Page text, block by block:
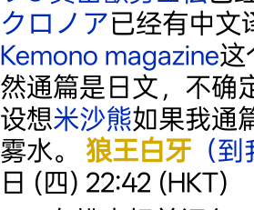
クロノア已经有中文
Kemono magazine这
然通篇是日文，不确
设想米沙熊如果我通
雾水。 狼王白牙（到
日 (四) 22:42 (HKT)